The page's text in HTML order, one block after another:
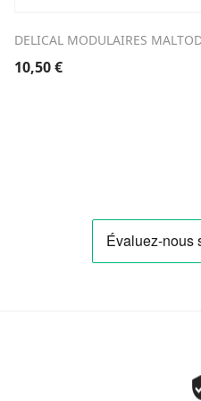
DELICAL MODULAIRES
10,50€